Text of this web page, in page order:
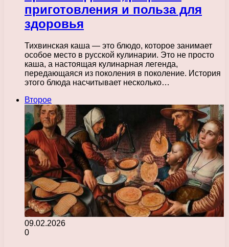
приготовления и польза для
здоровья
Тихвинская каша — это блюдо, которое занимает
особое место в русской кулинарии. Это не просто
каша, а настоящая кулинарная легенда,
передающаяся из поколения в поколение. История
этого блюда насчитывает несколько…
Второе
09.02.2026
0